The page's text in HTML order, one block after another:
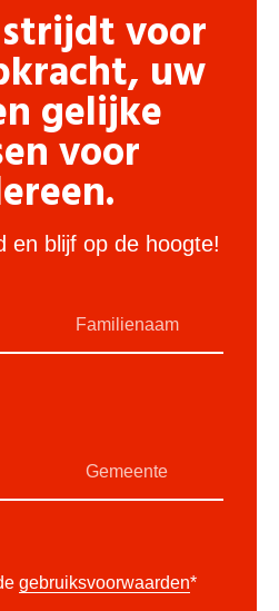
voor
uw
gelijke
voor
en blijf op de hoogte!
gebruiksvoorwaarden*